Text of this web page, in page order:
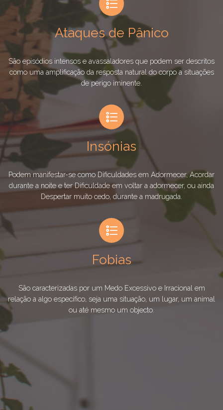
Ataques de Pânico
São episódios intensos e avassaladores que podem ser descritos
como uma amplificação da resposta natural do corpo a situações
de perigo iminente.
Insónias
Podem manifestar-se como Dificuldades em Adormecer, Acordar
durante a noite e ter Dificuldade em voltar a adormecer, ou ainda
Despertar muito cedo, durante a madrugada.
Fobias
São caracterizadas por um Medo Excessivo e Irracional em
relação a algo específico, seja uma situação, um lugar, um animal
ou até mesmo um objecto.